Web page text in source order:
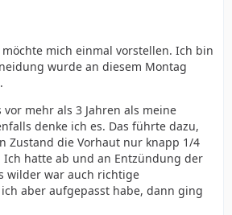
mich einmal vorstellen. Ich bin
wurde an diesem Montag
mehr als 3 Jahren als meine
denke ich es. Das führte dazu,
Zustand die Vorhaut nur knapp 1/4
hatte ab und an Entzündung der
wilder war auch richtige
aber aufgepasst habe, dann ging